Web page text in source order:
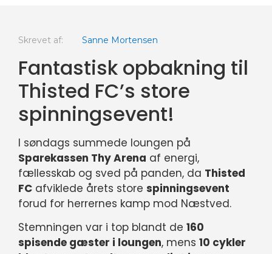
Skrevet af: Sanne Mortensen
Fantastisk opbakning til
Thisted FC’s store
spinningsevent!
I søndags summede loungen på
Sparekassen Thy Arena af energi,
fællesskab og sved på panden, da Thisted
FC afviklede årets store spinningsevent
forud for herrernes kamp mod Næstved.
Stemningen var i top blandt de 160
spisende gæster i loungen, mens 10 cykler